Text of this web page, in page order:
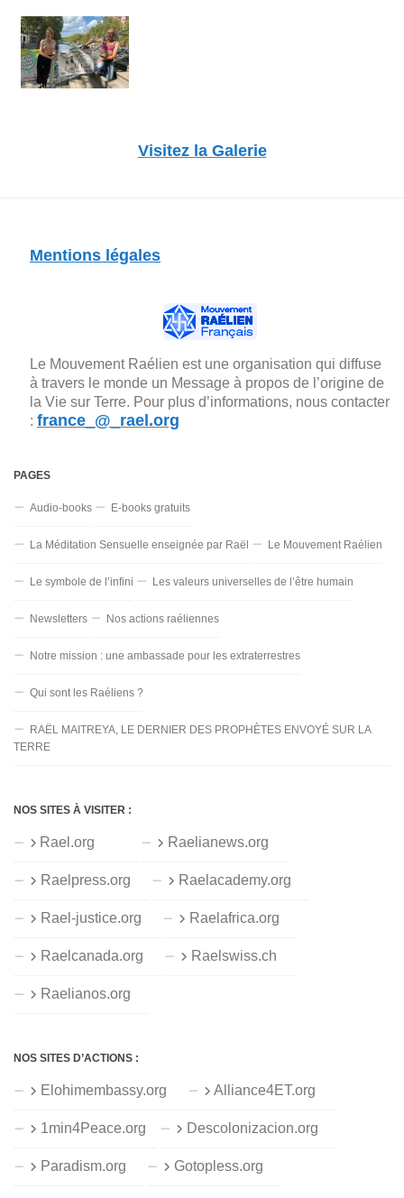
Visitez la Galerie
Mentions légales
Le Mouvement Raélien est une organisation qui diffuse
à travers le monde un Message à propos de l’origine de
la Vie sur Terre. Pour plus d’informations, nous contacter
: france_@_rael.org
PAGES
Audio-books E-books gratuits
La Méditation Sensuelle enseignée par Raël Le Mouvement Raélien
Le symbole de l’infini Les valeurs universelles de l’être humain
Newsletters Nos actions raéliennes
Notre mission : une ambassade pour les extraterrestres
Qui sont les Raéliens ?
RAËL MAITREYA, LE DERNIER DES PROPHÈTES ENVOYÉ SUR LA
TERRE
NOS SITES À VISITER :
Rael.org Raelianews.org
Raelpress.org Raelacademy.org
Rael-justice.org Raelafrica.org
Raelcanada.org Raelswiss.ch
Raelianos.org
NOS SITES D’ACTIONS :
Elohimembassy.org Alliance4ET.org
1min4Peace.org Descolonizacion.org
Paradism.org Gotopless.org